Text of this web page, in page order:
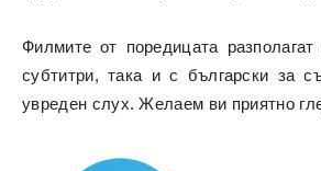
Филмите от поредицата разполагат
субтитри, така и с български за
увреден слух. Желаем ви приятно